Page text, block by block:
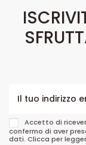
Accetto di
confermo di aver
dati. Clicca per